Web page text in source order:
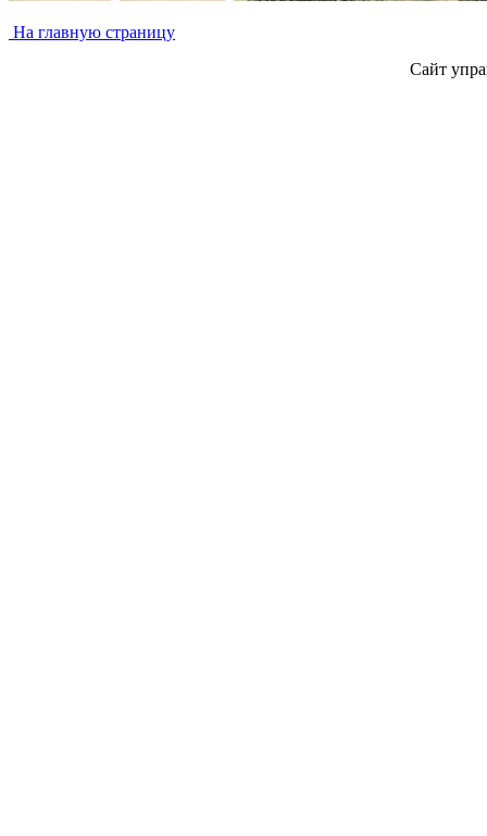
На главную страницу
Сайт